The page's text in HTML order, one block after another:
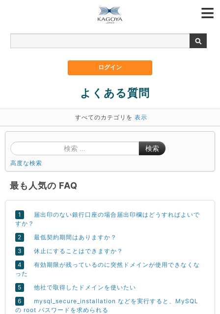
よくある質問
すべてのカテゴリを 表示
検索
高度な検索
最も人気の FAQ
届出印のない銀行口座の場合届出印欄はどうすればよいで
すか？
最低契約期間はありますか？
休止にすることはできますか？
有効期限が残っているのに突然ドメインが使用できなくな
った
他社で取得したドメインを使いたい
mysql_secure_installation などを実行すると、MySQL
の root パスワードを求められる